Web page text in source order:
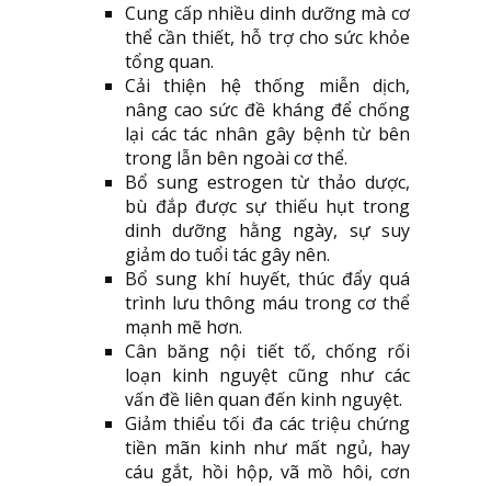
Cung cấp nhiều dinh dưỡng mà cơ
thể cần thiết, hỗ trợ cho sức khỏe
tổng quan.
Cải thiện hệ thống miễn dịch,
nâng cao sức đề kháng để chống
lại các tác nhân gây bệnh từ bên
trong lẫn bên ngoài cơ thể.
Bổ sung estrogen từ thảo dược,
bù đắp được sự thiếu hụt trong
dinh dưỡng hằng ngày, sự suy
giảm do tuổi tác gây nên.
Bổ sung khí huyết, thúc đẩy quá
trình lưu thông máu trong cơ thể
mạnh mẽ hơn.
Cân băng nội tiết tố, chống rối
loạn kinh nguyệt cũng như các
vấn đề liên quan đến kinh nguyệt.
Giảm thiểu tối đa các triệu chứng
tiền mãn kinh như mất ngủ, hay
cáu gắt, hồi hộp, vã mồ hôi, cơn